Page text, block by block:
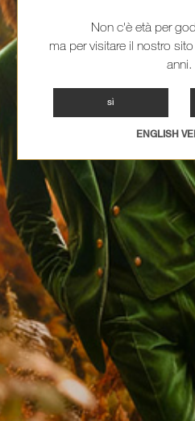
Non c'è età per
ma per visitare il nostro
anni.
SÌ
ENGLISH